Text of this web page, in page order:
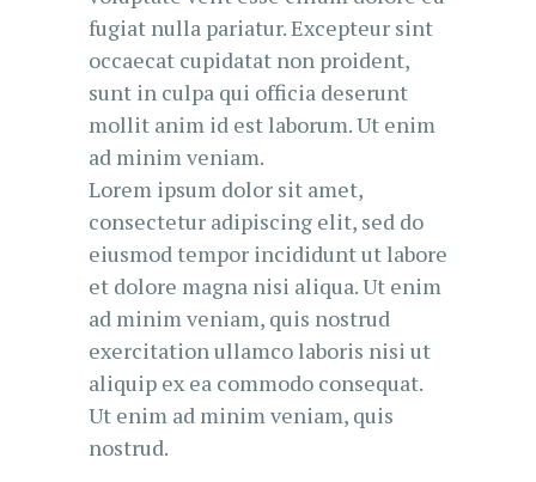
fugiat nulla pariatur. Excepteur sint
occaecat cupidatat non proident,
sunt in culpa qui officia deserunt
mollit anim id est laborum. Ut enim
ad minim veniam.
Lorem ipsum dolor sit amet,
consectetur adipiscing elit, sed do
eiusmod tempor incididunt ut labore
et dolore magna nisi aliqua. Ut enim
ad minim veniam, quis nostrud
exercitation ullamco laboris nisi ut
aliquip ex ea commodo consequat.
Ut enim ad minim veniam, quis
nostrud.